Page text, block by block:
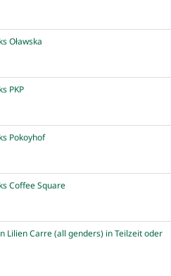
Oławska
PKP
Pokoyhof
Coffee Square
Lilien Carre (all genders) in Teilzeit oder